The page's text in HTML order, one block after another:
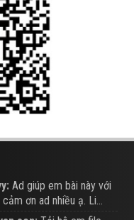
Ad giúp em bài này với
ơn ad nhiều ạ. Li...